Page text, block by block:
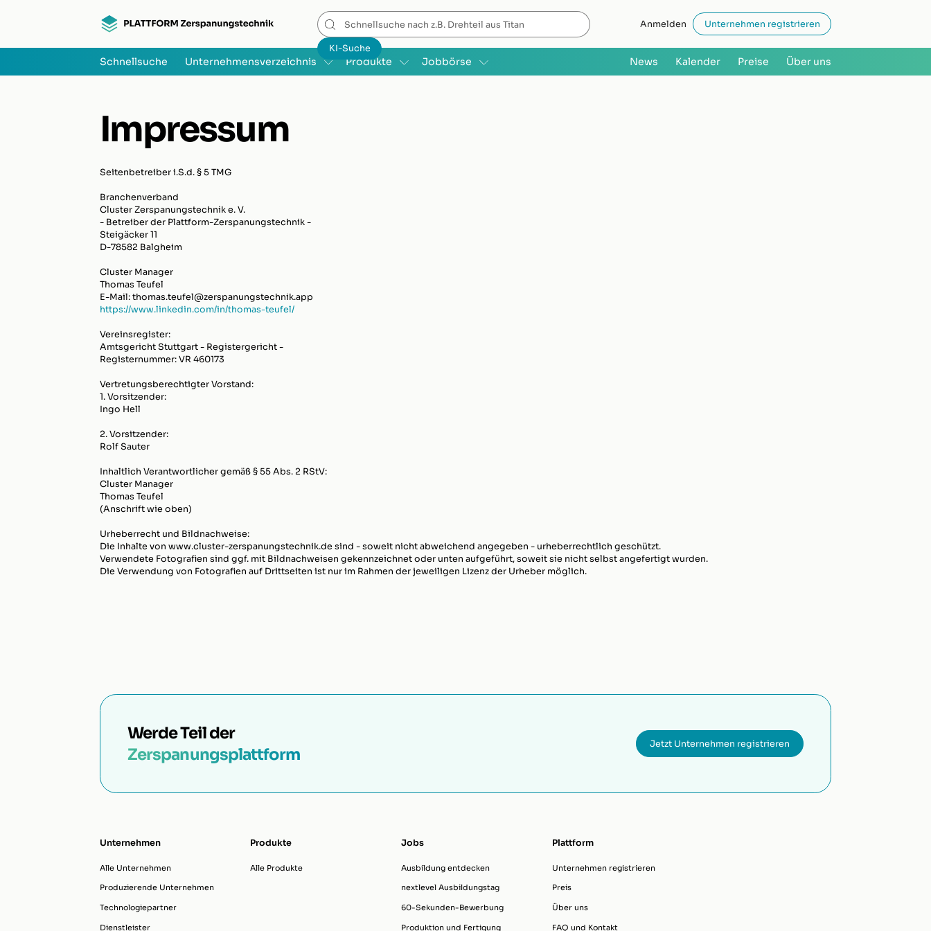
Anmelden Unternehmen registrieren
Schnellsuche Unternehmensverzeichnis Produkte Jobbörse News Kalender Preise Über uns
Impressum
Seitenbetreiber i.S.d. § 5 TMG
Branchenverband
Cluster Zerspanungstechnik e. V.
- Betreiber der Plattform-Zerspanungstechnik -
Steigäcker 11
D-78582 Balgheim
Cluster Manager
Thomas Teufel
E-Mail: thomas.teufel@zerspanungstechnik.app
https://www.linkedin.com/in/thomas-teufel/
Vereinsregister:
Amtsgericht Stuttgart - Registergericht -
Registernummer: VR 460173
Vertretungsberechtigter Vorstand:
1. Vorsitzender:
Ingo Hell
2. Vorsitzender:
Rolf Sauter
Inhaltlich Verantwortlicher gemäß § 55 Abs. 2 RStV:
Cluster Manager
Thomas Teufel
(Anschrift wie oben)
Urheberrecht und Bildnachweise:
Die Inhalte von www.cluster-zerspanungstechnik.de sind - soweit nicht abweichend angegeben - urheberrechtlich geschützt.
Verwendete Fotografien sind ggf. mit Bildnachweisen gekennzeichnet oder unten aufgeführt, soweit sie nicht selbst angefertigt wurden.
Die Verwendung von Fotografien auf Drittseiten ist nur im Rahmen der jeweiligen Lizenz der Urheber möglich.
Werde Teil der
Zerspanungsplattform
Jetzt Unternehmen registrieren
Unternehmen
Alle Unternehmen
Produzierende Unternehmen
Technologiepartner
Dienstleister
Produkte
Alle Produkte
Jobs
Ausbildung entdecken
nextlevel Ausbildungstag
60-Sekunden-Bewerbung
Produktion und Fertigung
Plattform
Unternehmen registrieren
Preis
Über uns
FAQ und Kontakt